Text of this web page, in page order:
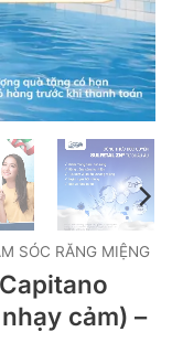
SÓC RĂNG MIỆNG
cảm) –